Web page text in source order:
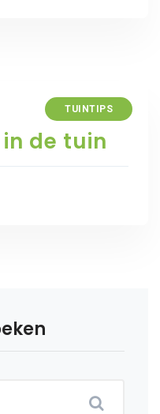
TUINTIPS
de tuin